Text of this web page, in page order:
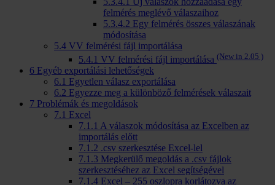
felmérés meglévő válaszaihoz
5.3.4.2 Egy felmérés összes válaszának
módosítása
5.4 VV felmérési fájl importálása
5.4.1 VV felmérési fájl importálása (New in 2.05 )
6 Egyéb exportálási lehetőségek
6.1 Egyetlen válasz exportálása
6.2 Egyezze meg a különböző felmérések válaszait
7 Problémák és megoldások
7.1 Excel
7.1.1 A válaszok módosítása az Excelben az
importálás előtt
7.1.2 .csv szerkesztése Excel-lel
7.1.3 Megkerülő megoldás a .csv fájlok
szerkesztéséhez az Excel segítségével
7.1.4 Excel – 255 oszlopra korlátozva az